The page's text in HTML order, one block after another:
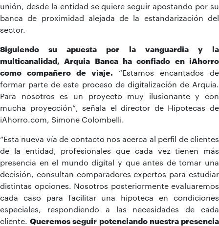
unión, desde la entidad se quiere seguir apostando por su
banca de proximidad alejada de la estandarización del
sector.
Siguiendo su apuesta por la vanguardia y la
multicanalidad, Arquia Banca ha confiado en iAhorro
como compañero de viaje. “Estamos encantados de
formar parte de este proceso de digitalización de Arquia.
Para nosotros es un proyecto muy ilusionante y con
mucha proyección”, señala el director de Hipotecas de
iAhorro.com, Simone Colombelli.
“Esta nueva vía de contacto nos acerca al perfil de clientes
de la entidad, profesionales que cada vez tienen más
presencia en el mundo digital y que antes de tomar una
decisión, consultan comparadores expertos para estudiar
distintas opciones. Nosotros posteriormente evaluaremos
cada caso para facilitar una hipoteca en condiciones
especiales, respondiendo a las necesidades de cada
cliente.Queremos seguir potenciando nuestra presencia